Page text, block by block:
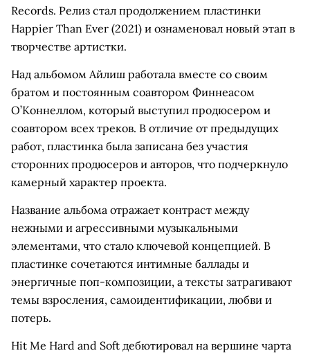
Records. Релиз стал продолжением пластинки
Happier Than Ever (2021) и ознаменовал новый этап в
творчестве артистки.
Над альбомом Айлиш работала вместе со своим
братом и постоянным соавтором Финнеасом
О’Коннеллом, который выступил продюсером и
соавтором всех треков. В отличие от предыдущих
работ, пластинка была записана без участия
сторонних продюсеров и авторов, что подчеркнуло
камерный характер проекта.
Название альбома отражает контраст между
нежными и агрессивными музыкальными
элементами, что стало ключевой концепцией. В
пластинке сочетаются интимные баллады и
энергичные поп-композиции, а тексты затрагивают
темы взросления, самоидентификации, любви и
потерь.
Hit Me Hard and Soft дебютировал на вершине чарта